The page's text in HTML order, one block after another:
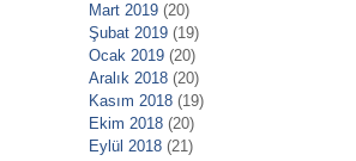
Mart 2019 (20)
Şubat 2019 (19)
Ocak 2019 (20)
Aralık 2018 (20)
Kasım 2018 (19)
Ekim 2018 (20)
Eylül 2018 (21)